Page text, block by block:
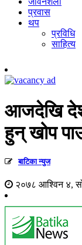
प्रवास
थप
प्रविधि
साहित्य
आजदेखि
हुन् खोप
बाटिका न्युज
२०७८ आश्विन ४,